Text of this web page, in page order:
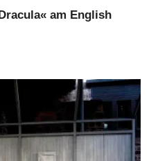
am English